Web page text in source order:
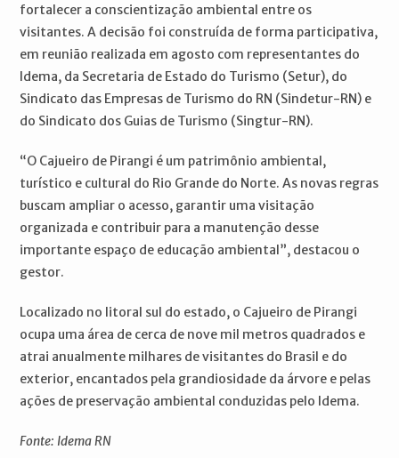
fortalecer a conscientização ambiental entre os
visitantes. A decisão foi construída de forma participativa,
em reunião realizada em agosto com representantes do
Idema, da Secretaria de Estado do Turismo (Setur), do
Sindicato das Empresas de Turismo do RN (Sindetur-RN) e
do Sindicato dos Guias de Turismo (Singtur-RN).
“O Cajueiro de Pirangi é um patrimônio ambiental,
turístico e cultural do Rio Grande do Norte. As novas regras
buscam ampliar o acesso, garantir uma visitação
organizada e contribuir para a manutenção desse
importante espaço de educação ambiental”, destacou o
gestor.
Localizado no litoral sul do estado, o Cajueiro de Pirangi
ocupa uma área de cerca de nove mil metros quadrados e
atrai anualmente milhares de visitantes do Brasil e do
exterior, encantados pela grandiosidade da árvore e pelas
ações de preservação ambiental conduzidas pelo Idema.
Fonte: Idema RN